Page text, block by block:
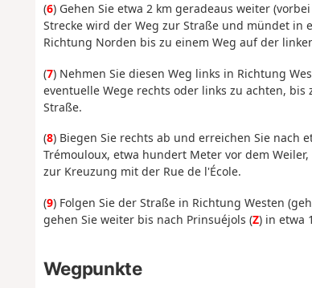
(6) Gehen Sie etwa 2 km geradeaus weiter
Strecke wird der Weg zur Straße und mündet in
Richtung Norden bis zu einem Weg auf der
(7) Nehmen Sie diesen Weg links in Richtung
eventuelle Wege rechts oder links zu achten,
Straße.
(8) Biegen Sie rechts ab und erreichen Sie nach
Trémouloux, etwa hundert Meter vor dem
zur Kreuzung mit der Rue de l'École.
(9) Folgen Sie der Straße in Richtung Westen
gehen Sie weiter bis nach Prinsuéjols (Z) in etwa
Wegpunkte